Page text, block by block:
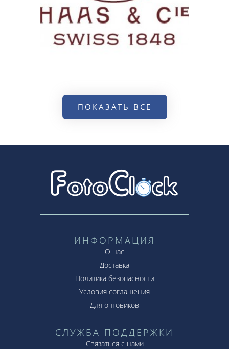
ПОКАЗАТЬ ВСЕ
ИНФОРМАЦИЯ
О нас
Доставка
Политика безопасности
Условия соглашения
Для оптовиков
СЛУЖБА ПОДДЕРЖКИ
Связаться с нами